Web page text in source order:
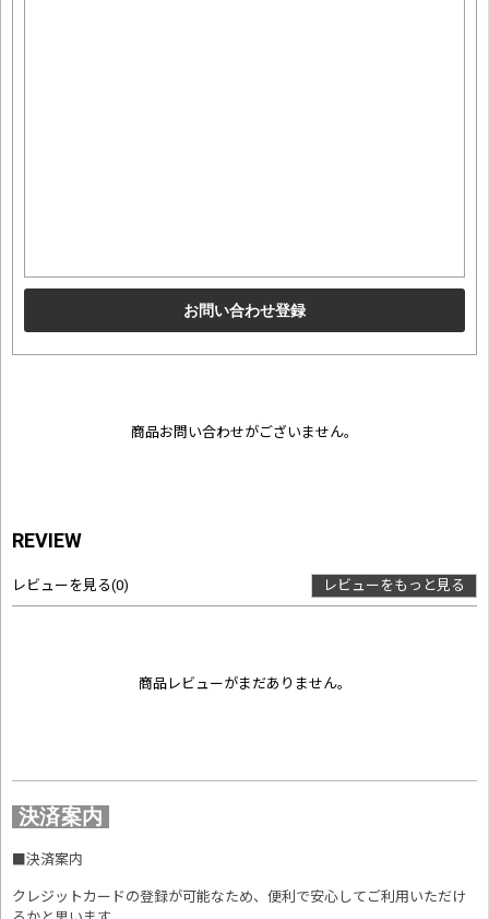
商品お問い合わせがございません。
REVIEW
レビューを見る(0) レビューをもっと見る
商品レビューがまだありません。
決済案内
決済案内
クレジットカードの登録が可能なため、便利で安心してご利用いただけ